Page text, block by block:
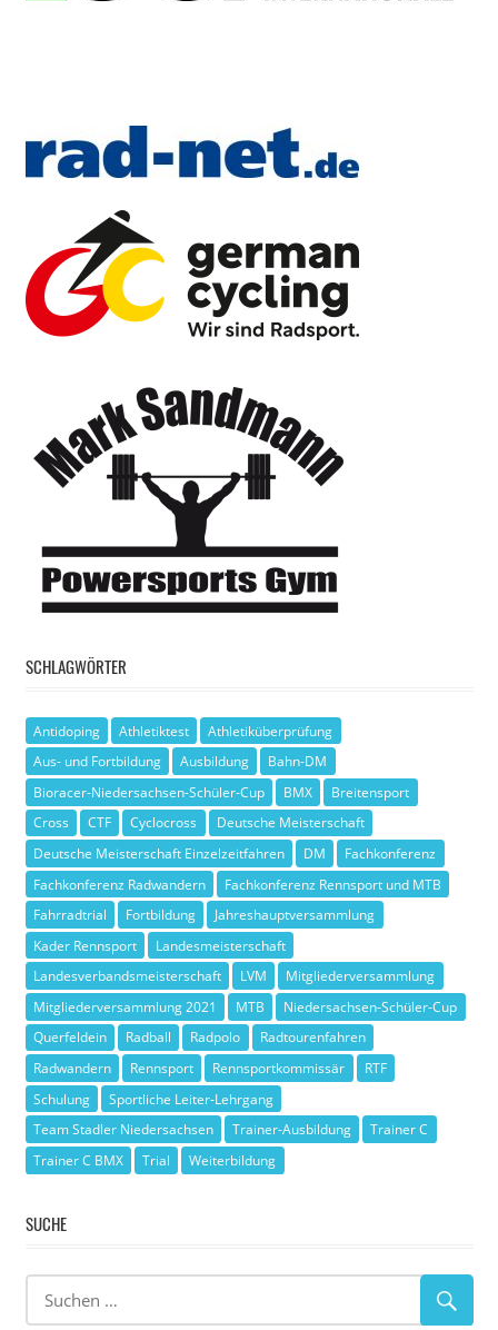
SCHLAGWÖRTER
Antidoping Athletiktest
Athletiküberprüfung
Aus- und Fortbildung
Ausbildung
Bahn-DM
Bioracer-Niedersachsen-Schüler-Cup
BMX
Breitensport
Cross
CTF Cyclocross
Deutsche Meisterschaft
Deutsche Meisterschaft Einzelzeitfahren
DM
Fachkonferenz
Fachkonferenz Radwandern
Fachkonferenz Rennsport und MTB
Fahrradtrial
Fortbildung
Jahreshauptversammlung
Kader Rennsport
Landesmeisterschaft
Landesverbandsmeisterschaft
LVM
Mitgliederversammlung
Mitgliederversammlung 2021
MTB
Niedersachsen-Schüler-Cup
Querfeldein
Radball Radpolo
Radtourenfahren
Radwandern
Rennsport Rennsportkommissär
RTF
Schulung
Sportliche Leiter-Lehrgang
Team Stadler Niedersachsen
Trainer-Ausbildung
Trainer C
Trainer C BMX
Trial Weiterbildung
SUCHE